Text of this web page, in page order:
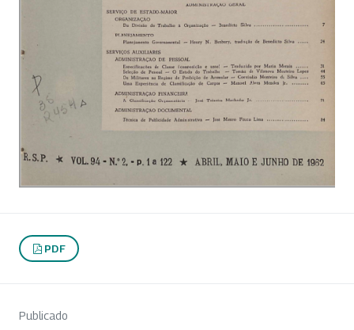
PDF
Publicado